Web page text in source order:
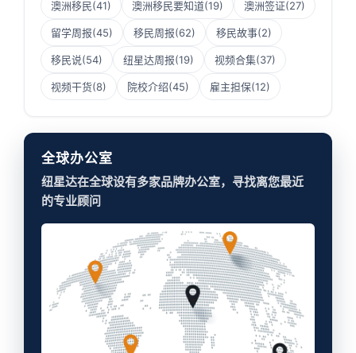
澳洲移民(41) 澳洲移民要知道(19) 澳洲签证(27)
留学周报(45) 移民周报(62) 移民故事(2)
移民说(54) 纽星达周报(19) 视频合集(37)
视频干货(8) 院校介绍(45) 雇主担保(12)
全球办公室
纽星达在全球设有多家品牌办公室，寻找离您最近
的专业顾问